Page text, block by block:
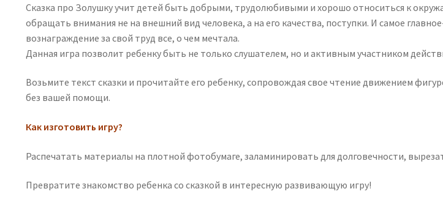
Сказка про Золушку учит детей быть добрыми, трудолюбивыми и хорошо относиться к
обращать внимания не на внешний вид человека, а на его качества, поступки. И самое
вознаграждение за свой труд все, о чем мечтала.
Данная игра позволит ребенку быть не только слушателем, но и активным участником
Возьмите текст сказки и прочитайте его ребенку, сопровождая свое чтение движением
без вашей помощи.
Как изготовить игру?
Распечатать материалы на плотной фотобумаге, заламинировать для долговечности,
Превратите знакомство ребенка со сказкой в интересную развивающую игру!